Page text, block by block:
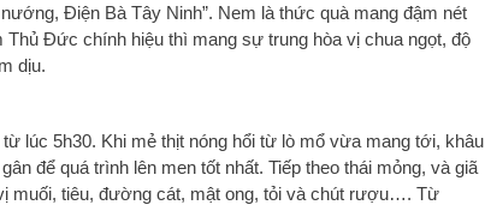
Điện Bà Tây Ninh”. Nem là thức quà mang đậm nét
Đức chính hiệu thì mang sự trung hòa vị chua ngọt, độ
dịu.
lúc 5h30. Khi mẻ thịt nóng hổi từ lò mổ vừa mang tới, khâu
để quá trình lên men tốt nhất. Tiếp theo thái mỏng, và giã
muối, tiêu, đường cát, mật ong, tỏi và chút rượu…. Từ